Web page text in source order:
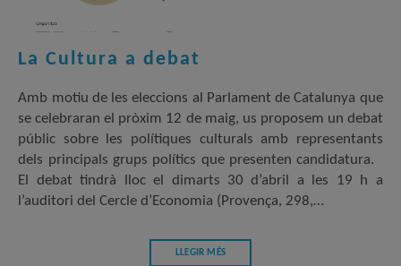
La Cultura a debat
Amb motiu de les eleccions al Parlament de Catalunya que
se celebraran el pròxim 12 de maig, us proposem un debat
públic sobre les polítiques culturals amb representants
dels principals grups polítics que presenten candidatura.
El debat tindrà lloc el dimarts 30 d’abril a les 19 h a
l’auditori del Cercle d’Economia (Provença, 298,…
LLEGIR MÉS